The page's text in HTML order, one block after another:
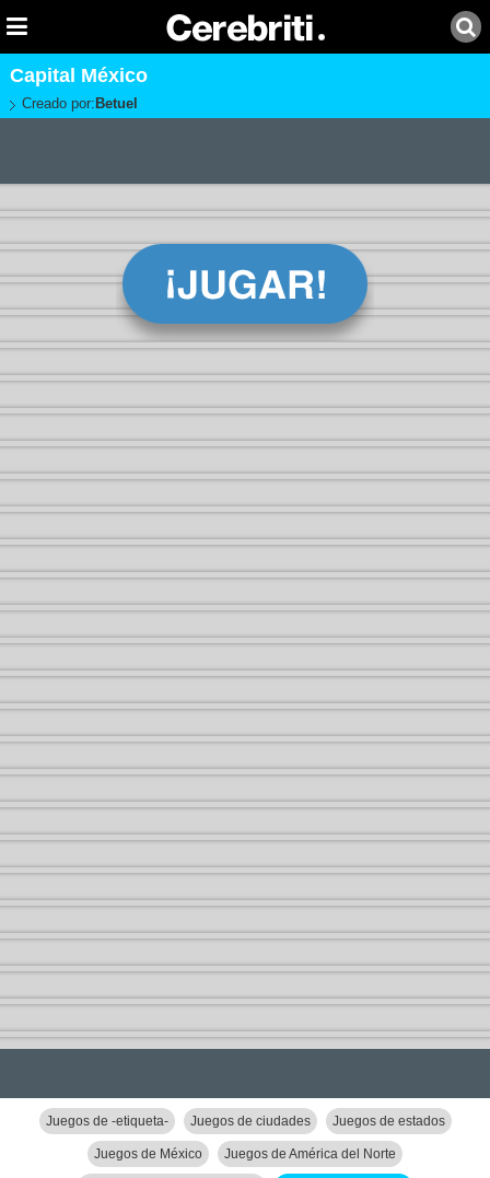
Capital México
Creado por: Betuel
Juegos de -etiqueta- Juegos de ciudades Juegos de estados
Juegos de México Juegos de América del Norte